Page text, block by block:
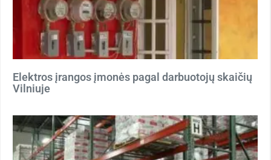
Elektros įrangos įmonės pagal darbuotojų skaičių
Vilniuje